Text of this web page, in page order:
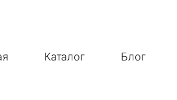
Каталог Блог